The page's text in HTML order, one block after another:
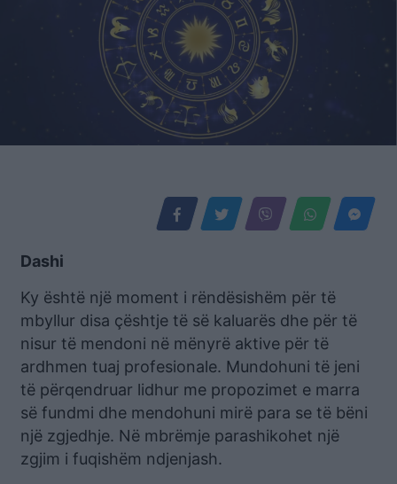
Dashi
Ky është një moment i rëndësishëm për të
mbyllur disa çështje të së kaluarës dhe për të
nisur të mendoni në mënyrë aktive për të
ardhmen tuaj profesionale. Mundohuni të jeni
të përqendruar lidhur me propozimet e marra
së fundmi dhe mendohuni mirë para se të bëni
një zgjedhje. Në mbrëmje parashikohet një
zgjim i fuqishëm ndjenjash.